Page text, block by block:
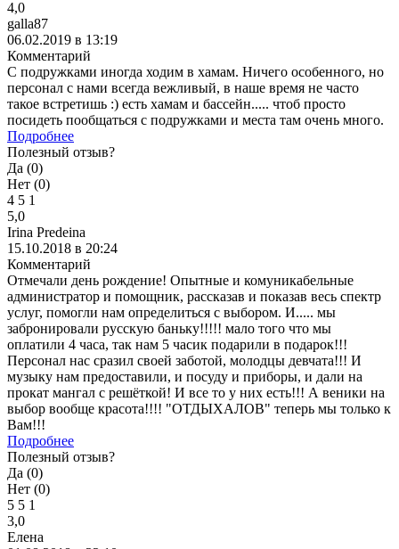
4,0
galla87
06.02.2019 в 13:19
Комментарий
С подружками иногда ходим в хамам. Ничего особенного, но
персонал с нами всегда вежливый, в наше время не часто
такое встретишь :) есть хамам и бассейн..... чтоб просто
посидеть пообщаться с подружками и места там очень много.
Подробнее
Полезный отзыв?
Да (0)
Нет (0)
4 5 1
5,0
Irina Predeina
15.10.2018 в 20:24
Комментарий
Отмечали день рождение! Опытные и комуникабельные
администратор и помощник, рассказав и показав весь спектр
услуг, помогли нам определиться с выбором. И..... мы
забронировали русскую баньку!!!!! мало того что мы
оплатили 4 часа, так нам 5 часик подарили в подарок!!!
Персонал нас сразил своей заботой, молодцы девчата!!! И
музыку нам предоставили, и посуду и приборы, и дали на
прокат мангал с решёткой! И все то у них есть!!! А веники на
выбор вообще красота!!!! "ОТДЫХАЛОВ" теперь мы только к
Вам!!!
Подробнее
Полезный отзыв?
Да (0)
Нет (0)
5 5 1
3,0
Елена